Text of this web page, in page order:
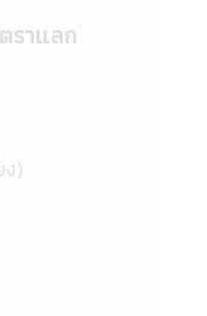
ที่สำนักงาน
เครือข่าย
างหากจาก
ไม่มีภาระ
รวม ไม่ได้ขึ้น
รดำเนินงาน
ราแลก
ง)